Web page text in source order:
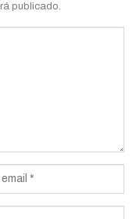
publicado.